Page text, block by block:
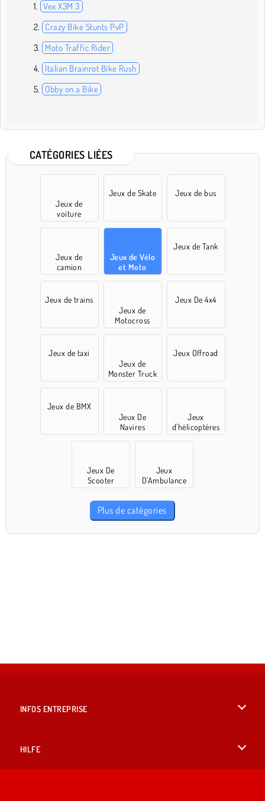
Vex X3M 3
Crazy Bike Stunts PvP
Moto Traffic Rider
Italian Brainrot Bike Rush
Obby on a Bike
CATÉGORIES LIÉES
Jeux de
voiture
Jeux de Skate Jeux de bus
Jeux de
camion
Jeux de Vélo
et Moto
Jeux de Tank
Jeux de trains
Jeux de
Motocross
Jeux De 4x4
Jeux de taxi
Jeux de
Monster Truck
Jeux Offroad
Jeux de BMX
Jeux De
Navires
Jeux
d'hélicoptères
Jeux De
Scooter
Jeux
D'Ambulance
Plus de catégories
INFOS ENTREPRISE
HILFE